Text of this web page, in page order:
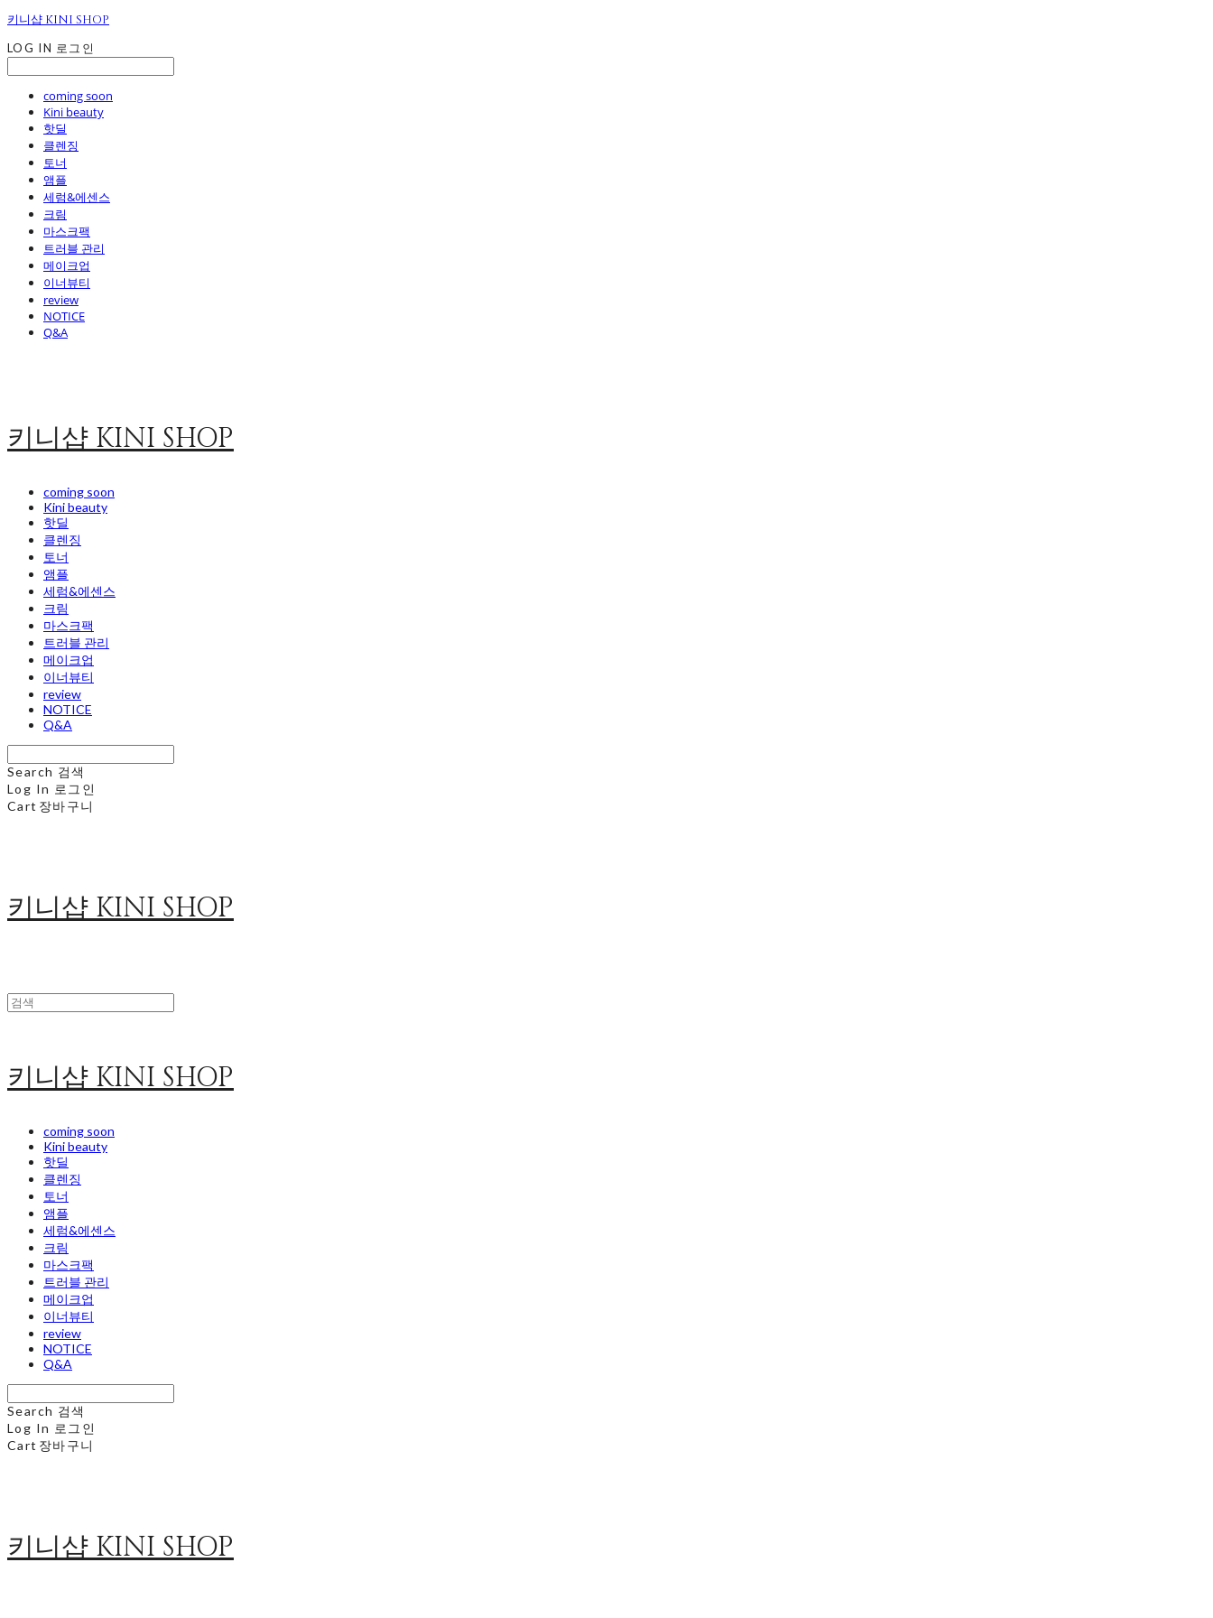
키니샵 KINI SHOP
LOG IN 로그인
coming soon
Kini beauty
핫딜
클렌징
토너
앰플
세럼&에센스
크림
마스크팩
트러블 관리
메이크업
이너뷰티
review
NOTICE
Q&A
키니샵 KINI SHOP
coming soon
Kini beauty
핫딜
클렌징
토너
앰플
세럼&에센스
크림
마스크팩
트러블 관리
메이크업
이너뷰티
review
NOTICE
Q&A
Search 검색
Log In 로그인
Cart 장바구니
키니샵 KINI SHOP
키니샵 KINI SHOP
coming soon
Kini beauty
핫딜
클렌징
토너
앰플
세럼&에센스
크림
마스크팩
트러블 관리
메이크업
이너뷰티
review
NOTICE
Q&A
Search 검색
Log In 로그인
Cart 장바구니
키니샵 KINI SHOP